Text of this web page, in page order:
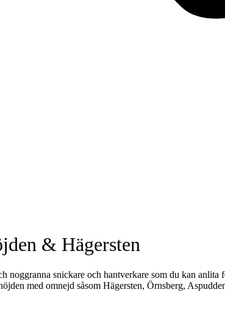
& Hägersten
snickare och hantverkare som du kan anlita
med omnejd såsom Hägersten, Örnsberg,